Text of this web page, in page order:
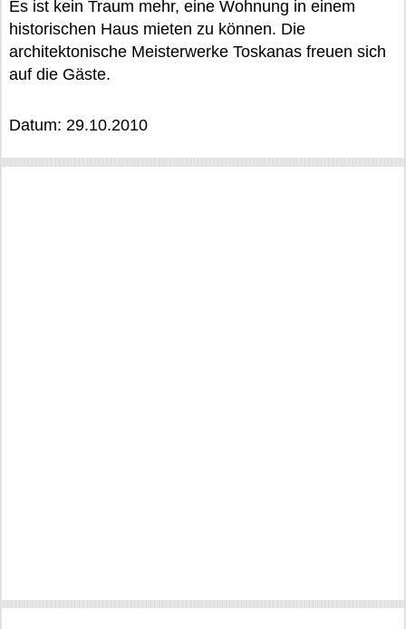
Es ist kein Traum mehr, eine Wohnung in einem
historischen Haus mieten zu können. Die
architektonische Meisterwerke Toskanas freuen sich
auf die Gäste.
Datum: 29.10.2010